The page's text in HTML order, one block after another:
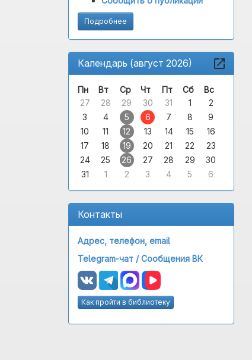
Подробнее
Календарь (август 2026)
Пн Вт Ср Чт Пт Сб
Вс
27
28 29 30 31 1
2
3
4 5 6 7 8
9
10
11 12 13 14 15
16
17
18 19 20 21 22
23
24
25 26 27 28 29
30
31
1 2 3 4 5 6
Контакты
Адрес, телефон, email
Telegram-чат /Сообщения ВК
Как пройти в библиотеку